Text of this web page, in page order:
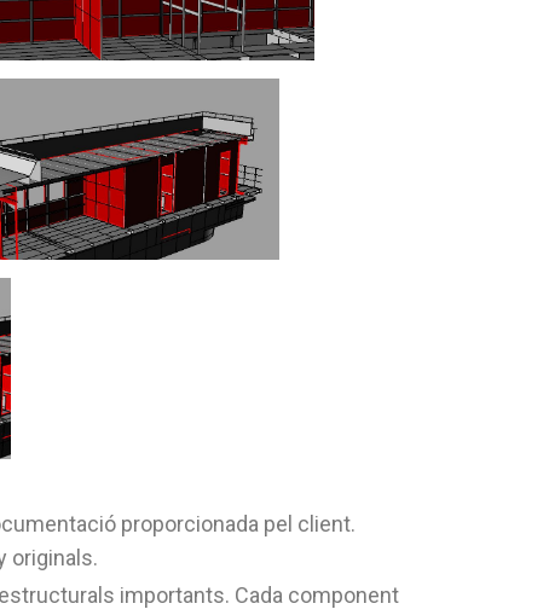
proporcionada pel client.
originals.
importants. Cada component